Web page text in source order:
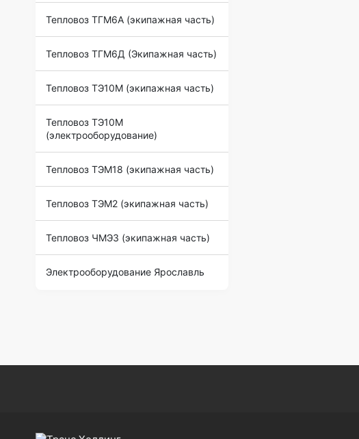
Тепловоз ТГМ6А (экипажная часть)
Тепловоз ТГМ6Д (Экипажная часть)
Тепловоз ТЭ10М (экипажная часть)
Тепловоз ТЭ10М
(электрооборудование)
Тепловоз ТЭМ18 (экипажная часть)
Тепловоз ТЭМ2 (экипажная часть)
Тепловоз ЧМЭ3 (экипажная часть)
Электрооборудование Ярославль